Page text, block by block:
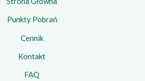
Punkty Pobrań
Cennik
Kontakt
FAQ